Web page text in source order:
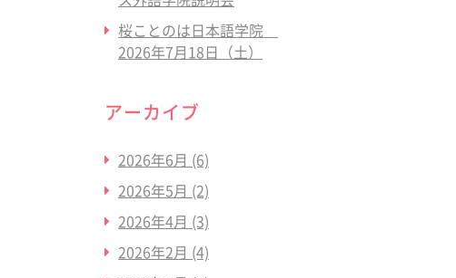
桜ことのは日本語学院
2026年7月18日（土）
アーカイブ
2026年6月 (6)
2026年5月 (2)
2026年4月 (3)
2026年2月 (4)